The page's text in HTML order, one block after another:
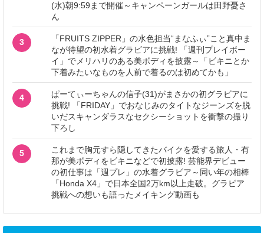
(水)朝9:59まで開催～キャンペーンガールは田野憂さ
ん
3
「FRUITS ZIPPER」の水色担当“まなふぃ”こと真中ま
なが待望の初水着グラビアに挑戦! 「週刊プレイボー
イ」でメリハリのある美ボディを披露～「ビキニとか
下着みたいなものを人前で着るのは初めてかも」
4
ぱーてぃーちゃんの信子(31)がまさかの初グラビアに
挑戦! 「FRIDAY」でおなじみのタイトなジーンズを脱
いだスキャンダラスなセクシーショットを衝撃の撮り
下ろし
5
これまで胸元すら隠してきたバイクを愛する旅人・有
那が美ボディをビキニなどで初披露! 芸能界デビュー
の初仕事は「週プレ」の水着グラビア～同い年の相棒
「Honda X4」で日本全国2万km以上走破。グラビア
挑戦への想いも語ったメイキング動画も